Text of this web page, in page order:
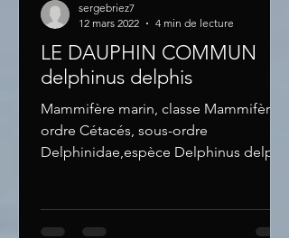
LE DAUPHIN COMMUN
delphinus delphis
Mammifère marin, classe Mammifères,
ordre Cétacés, sous-ordre
Delphinidae,espèce Delphinus delphis
sergebriez7
12 mars 2022
4 min de lecture